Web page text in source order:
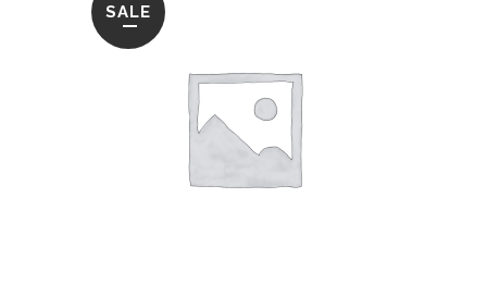
SALE